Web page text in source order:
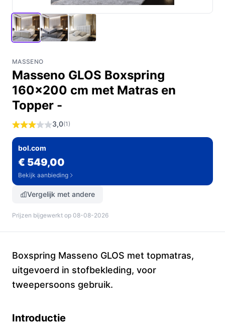
MASSENO
Masseno GLOS Boxspring
160x200 cm met Matras en
Topper -
3,0(1)
bol.com
€ 549,00
Bekijk aanbieding
Vergelijk met andere
Prijzen bijgewerkt op 08-08-2026
Boxspring Masseno GLOS met topmatras,
uitgevoerd in stofbekleding, voor
tweepersoons gebruik.
Introductie